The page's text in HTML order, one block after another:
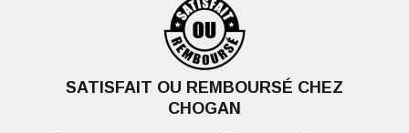
SATISFAIT OU REMBOURSÉ CHEZ
CHOGAN